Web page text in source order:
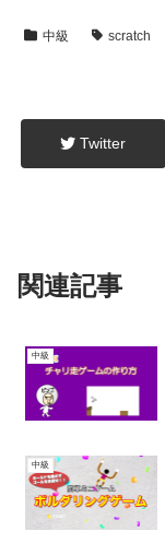
中級 scratch
Twitter
関連記事
中級
中級